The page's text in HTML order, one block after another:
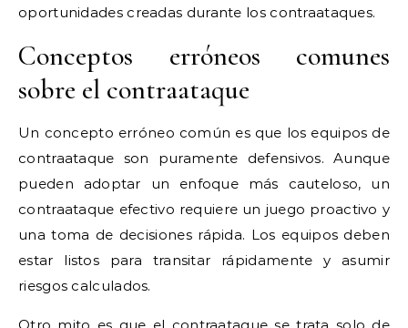
oportunidades creadas durante los contraataques.
Conceptos erróneos comunes
sobre el contraataque
Un concepto erróneo común es que los equipos de
contraataque son puramente defensivos. Aunque
pueden adoptar un enfoque más cauteloso, un
contraataque efectivo requiere un juego proactivo y
una toma de decisiones rápida. Los equipos deben
estar listos para transitar rápidamente y asumir
riesgos calculados.